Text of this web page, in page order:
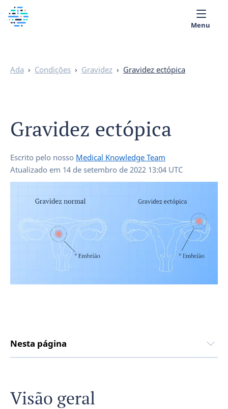
Biblioteca Médica
Menu
Ada › Condições › Gravidez › Gravidez ectópica
Gravidez ectópica
Escrito pelo nosso Medical Knowledge Team
Atualizado em 14 de setembro de 2022 13:04 UTC
Nesta página
Visão geral